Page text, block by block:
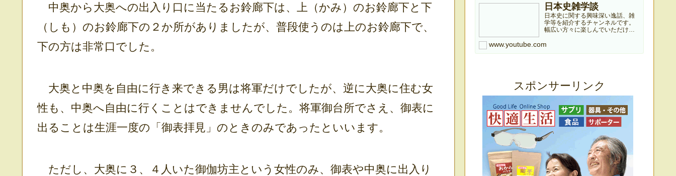
中奥から大奥への出入り口に当たるお鈴廊下は、上（かみ）のお鈴廊下と下
（しも）のお鈴廊下の２か所がありましたが、普段使うのは上のお鈴廊下で、
下の方は非常口でした。
大奥と中奥を自由に行き来できる男は将軍だけでしたが、逆に大奥に住む女
性も、中奥へ自由に行くことはできませんでした。将軍御台所でさえ、御表に
出ることは生涯一度の「御表拝見」のときのみであったといいます。
ただし、大奥に３、４人いた御伽坊主という女性のみ、御表や中奥に出入り
日本史雑学談
日本史に関する興味深い逸話、雑
学等を紹介するチャンネルです。
幅広い方々に楽しんでいただける
で紹介していきますのでどうぞよ
www.youtube.com
スポンサーリンク